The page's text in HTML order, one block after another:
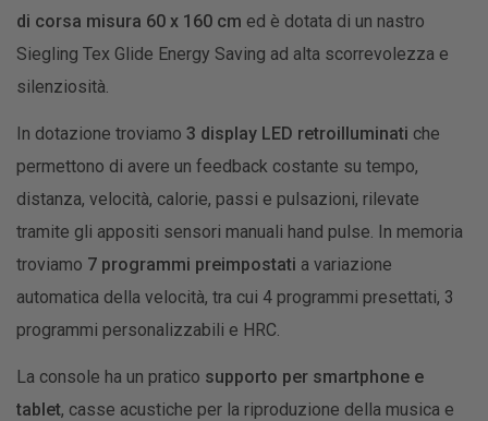
di corsa misura 60 x 160 cm ed è dotata di un nastro
Siegling Tex Glide Energy Saving ad alta scorrevolezza e
silenziosità.
In dotazione troviamo 3 display LED retroilluminati che
permettono di avere un feedback costante su tempo,
distanza, velocità, calorie, passi e pulsazioni, rilevate
tramite gli appositi sensori manuali hand pulse. In memoria
troviamo 7 programmi preimpostati a variazione
automatica della velocità, tra cui 4 programmi presettati, 3
programmi personalizzabili e HRC.
La console ha un pratico supporto per smartphone e
tablet, casse acustiche per la riproduzione della musica e